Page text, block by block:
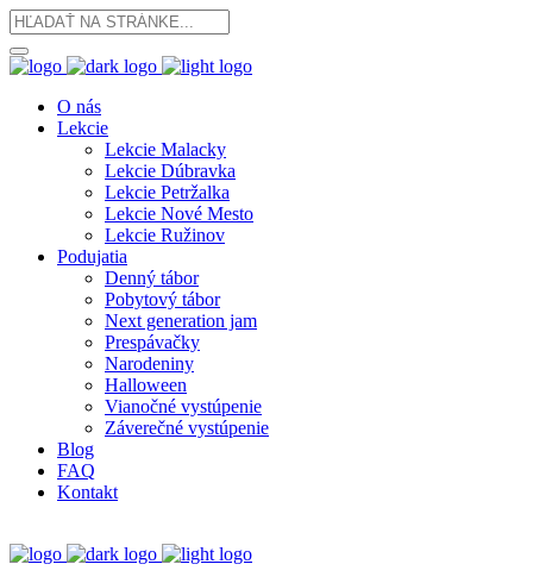
O nás
Lekcie
Lekcie Malacky
Lekcie Dúbravka
Lekcie Petržalka
Lekcie Nové Mesto
Lekcie Ružinov
Podujatia
Denný tábor
Pobytový tábor
Next generation jam
Prespávačky
Narodeniny
Halloween
Vianočné vystúpenie
Záverečné vystúpenie
Blog
FAQ
Kontakt